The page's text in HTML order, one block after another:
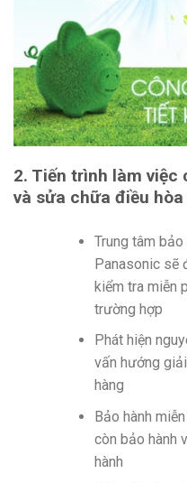
2. Tiến trình làm việc
và sửa chữa điều
Trung tâm
Panasonic sẽ
kiểm tra miễn
trường hợp
Phát hiện
vấn hướng
hàng
Bảo hành
còn bảo hành
hành